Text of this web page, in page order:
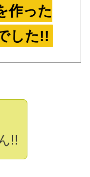
作った
した!!
!!